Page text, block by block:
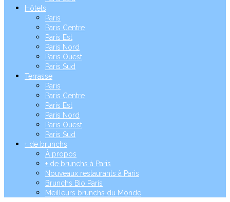
Hôtels
Paris
Paris Centre
Paris Est
Paris Nord
Paris Ouest
Paris Sud
Terrasse
Paris
Paris Centre
Paris Est
Paris Nord
Paris Ouest
Paris Sud
+ de brunchs
À propos
+ de brunchs à Paris
Nouveaux restaurants à Paris
Brunchs Bio Paris
Meilleurs brunchs du Monde